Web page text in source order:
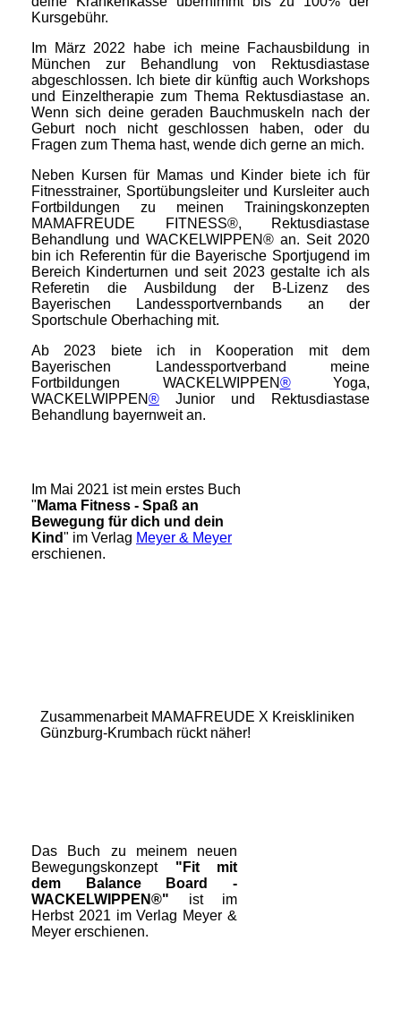
Kursgebühr.
Im März 2022 habe ich meine Fachausbildung in
München zur Behandlung von Rektusdiastase
abgeschlossen. Ich biete dir künftig auch Workshops
und Einzeltherapie zum Thema Rektusdiastase an.
Wenn sich deine geraden Bauchmuskeln nach der
Geburt noch nicht geschlossen haben, oder du
Fragen zum Thema hast, wende dich gerne an mich.
Neben Kursen für Mamas und Kinder biete ich für
Fitnesstrainer, Sportübungsleiter und Kursleiter auch
Fortbildungen zu meinen Trainingskonzepten
MAMAFREUDE FITNESS®, Rektusdiastase
Behandlung und WACKELWIPPEN® an. Seit 2020
bin ich Referentin für die Bayerische Sportjugend im
Bereich Kinderturnen und seit 2023 gestalte ich als
Referetin die Ausbildung der B-Lizenz des
Bayerischen Landessportvernbands an der
Sportschule Oberhaching mit.
Ab 2023 biete ich in Kooperation mit dem
Bayerischen Landessportverband meine
Fortbildungen WACKELWIPPEN®Yoga,
WACKELWIPPEN® Junior und Rektusdiastase
Behandlung bayernweit an.
Im Mai 2021 ist mein erstes Buch
" Mama Fitness - Spaß an
Bewegung für dich und dein
Kind" im Verlag Meyer & Meyer
erschienen.
Zusammenarbeit MAMAFREUDE X Kreiskliniken
Günzburg-Krumbach rückt näher!
Das Buch zu meinem neuen
Bewegungskonzept "Fit mit
dem Balance Board -
WACKELWIPPEN®" ist im
Herbst 2021 im Verlag Meyer &
Meyer erschienen.